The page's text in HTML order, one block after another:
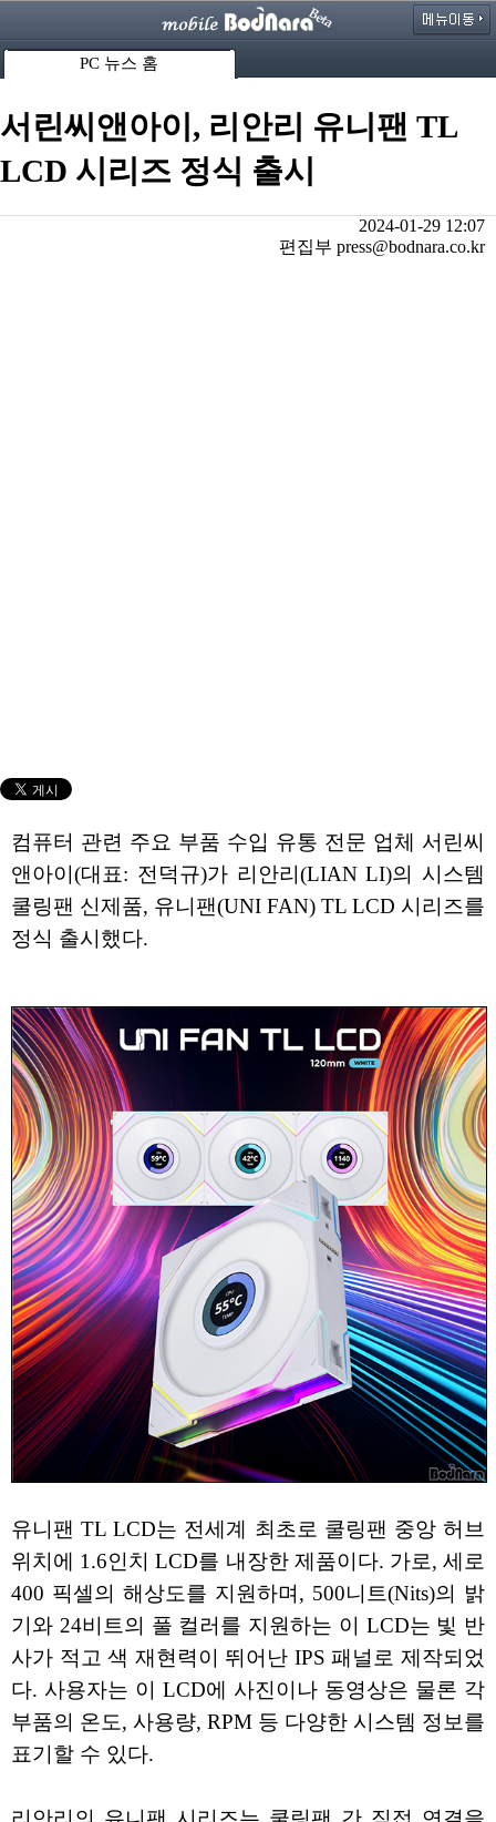
PC 뉴스 홈
서린씨앤아이, 리안리 유니팬 TL
LCD 시리즈 정식 출시
2024-01-29 12:07
편집부 press@bodnara.co.kr
컴퓨터 관련 주요 부품 수입 유통 전문 업체 서린씨
앤아이(대표: 전덕규)가 리안리(LIAN LI)의 시스템
쿨링팬 신제품, 유니팬(UNI FAN) TL LCD 시리즈를
정식 출시했다.
유니팬 TL LCD는 전세계 최초로 쿨링팬 중앙 허브
위치에 1.6인치 LCD를 내장한 제품이다. 가로, 세로
400 픽셀의 해상도를 지원하며, 500니트(Nits)의 밝
기와 24비트의 풀 컬러를 지원하는 이 LCD는 빛 반
사가 적고 색 재현력이 뛰어난 IPS 패널로 제작되었
다. 사용자는 이 LCD에 사진이나 동영상은 물론 각
부품의 온도, 사용량, RPM 등 다양한 시스템 정보를
표기할 수 있다.